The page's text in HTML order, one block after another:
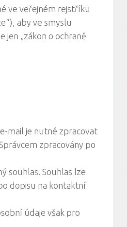
ve veřejném rejstříku
aby ve smyslu
jen „zákon o ochraně
mail je nutné zpracovat
zpracovány po
souhlas. Souhlas lze
dopisu na kontaktní
údaje však pro